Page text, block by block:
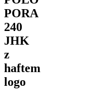
PORA
240
JHK
z
haftem
logo